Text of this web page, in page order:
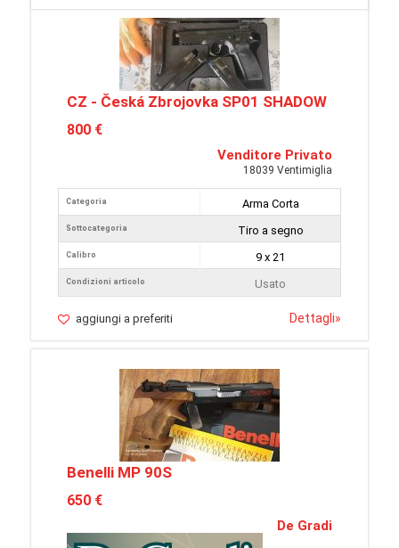
CZ - Česká Zbrojovka SP01 SHADOW
800 €
Venditore Privato
18039 Ventimiglia
Categoria
Sottocategoria
Calibro
Condizioni articolo
Arma Corta
Tiro a segno
9 x 21
Usato
aggiungi a preferiti Dettagli»
Benelli MP 90S
650 €
De Gradi